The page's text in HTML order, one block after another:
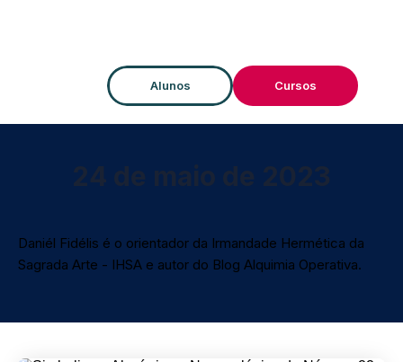
Alunos Cursos
Daniél Fidélis é o orientador da Irmandade Hermética da
Sagrada Arte - IHSA e autor do Blog Alquimia Operativa.